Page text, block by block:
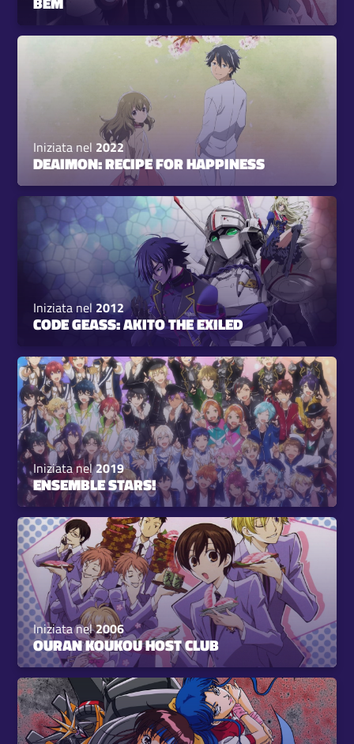
Iniziata nel 2022
DEAIMON: RECIPE FOR HAPPINESS
Iniziata nel 2012
CODE GEASS: AKITO THE EXILED
Iniziata nel2019
ENSEMBLE STARS!
Iniziata nel2006
OURAN KOUKOU HOST CLUB